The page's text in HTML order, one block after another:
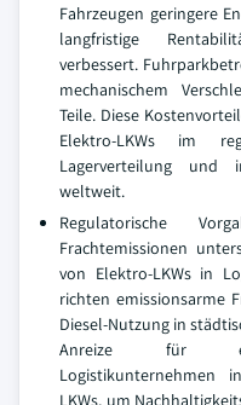
Fahrzeugen geringere
langfristige
verbessert.
mechanischem
Teile. Diese
Elektro-LKWs im
Lagerverteilung und
weltweit.
Regulatorische
Frachtemissionen
von Elektro-LKWs in
richten emissionsarme
Diesel-Nutzung in
Anreize für
Logistikunternehmen
LKWs, um